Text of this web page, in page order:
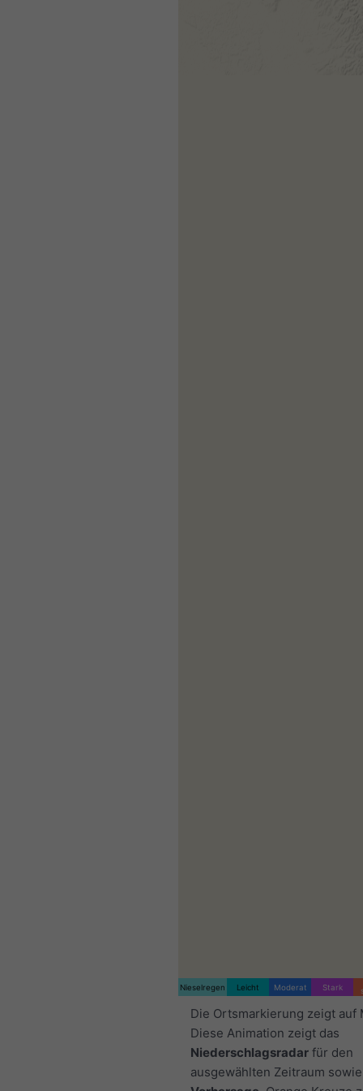
Nieselregen Leicht Moderat Stark
Die Ortsmarkierung zeigt auf
Diese Animation zeigt das
Niederschlagsradar für den
ausgewählten Zeitraum